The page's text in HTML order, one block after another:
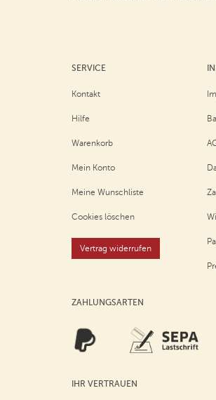
SERVICE
Kontakt
Hilfe
Warenkorb
Mein Konto
Meine Wunschliste
Cookies löschen
Vertrag widerrufen
ZAHLUNGSARTEN
IHR VERTRAUEN